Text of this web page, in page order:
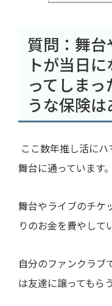
質問：舞
トが当日
ってしま
うな保険は
ここ数年推し活に
舞台に通っています。
舞台やライブのチケ
りのお金を費やして
自分のファンクラブ
は友達に譲ってもら